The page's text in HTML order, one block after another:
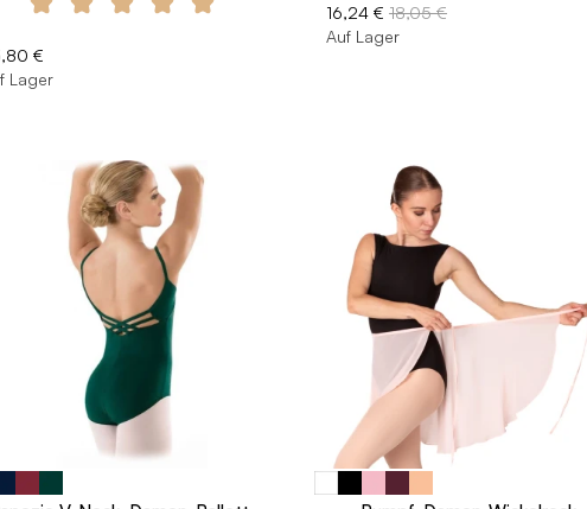
€
Lager
16,24 € 18,05 €
Auf Lager